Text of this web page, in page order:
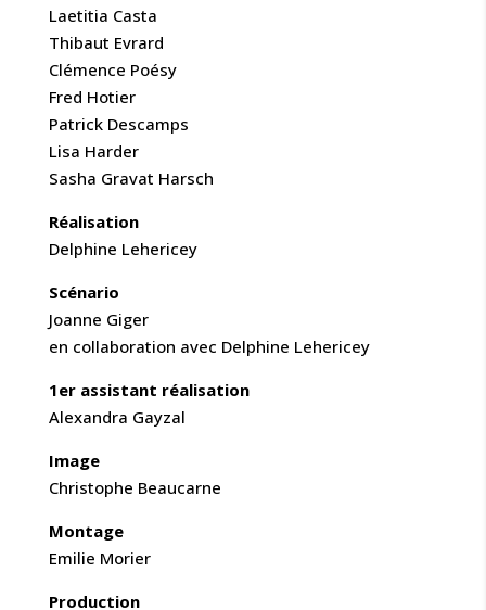
Laetitia Casta
Thibaut Evrard
Clémence Poésy
Fred Hotier
Patrick Descamps
Lisa Harder
Sasha Gravat Harsch
Réalisation
Delphine Lehericey
Scénario
Joanne Giger
en collaboration avec Delphine Lehericey
1er assistant réalisation
Alexandra Gayzal
Image
Christophe Beaucarne
Montage
Emilie Morier
Production